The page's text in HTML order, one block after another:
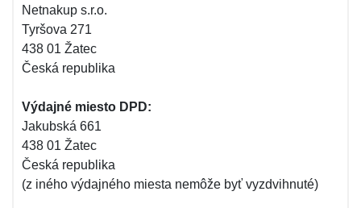
Netnakup s.r.o.
Tyršova 271
438 01 Žatec
Česká republika
Výdajné miesto DPD:
Jakubská 661
438 01 Žatec
Česká republika
(z iného výdajného miesta nemôže byť vyzdvihnuté)